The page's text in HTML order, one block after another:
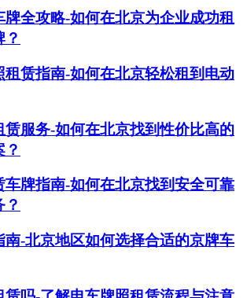
牌全攻略-如何在北京为企业成功租
租赁指南-如何在北京轻松租到电动
赁服务-如何在北京找到性价比高的
车牌指南-如何在北京找到安全可靠
南-北京地区如何选择合适的京牌车